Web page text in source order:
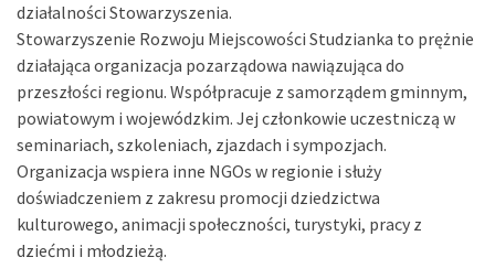
działalności Stowarzyszenia.
Stowarzyszenie Rozwoju Miejscowości Studzianka to prężnie
działająca organizacja pozarządowa nawiązująca do
przeszłości regionu. Współpracuje z samorządem gminnym,
powiatowym i wojewódzkim. Jej członkowie uczestniczą w
seminariach, szkoleniach, zjazdach i sympozjach.
Organizacja wspiera inne NGOs w regionie i służy
doświadczeniem z zakresu promocji dziedzictwa
kulturowego, animacji społeczności, turystyki, pracy z
dziećmi i młodzieżą.